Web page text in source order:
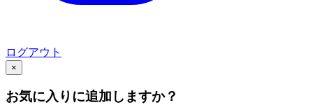
ログアウト
×
お気に入りに追加しますか？